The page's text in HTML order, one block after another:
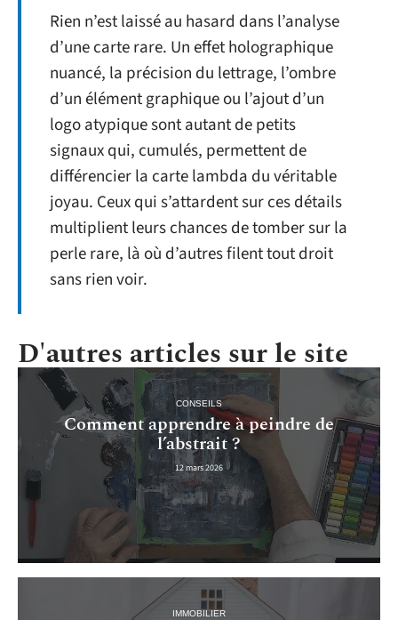
Rien n’est laissé au hasard dans l’analyse
d’une carte rare. Un effet holographique
nuancé, la précision du lettrage, l’ombre
d’un élément graphique ou l’ajout d’un
logo atypique sont autant de petits
signaux qui, cumulés, permettent de
différencier la carte lambda du véritable
joyau. Ceux qui s’attardent sur ces détails
multiplient leurs chances de tomber sur la
perle rare, là où d’autres filent tout droit
sans rien voir.
D'autres articles sur le site
CONSEILS
Comment apprendre à peindre de
l’abstrait ?
12 mars 2026
IMMOBILIER